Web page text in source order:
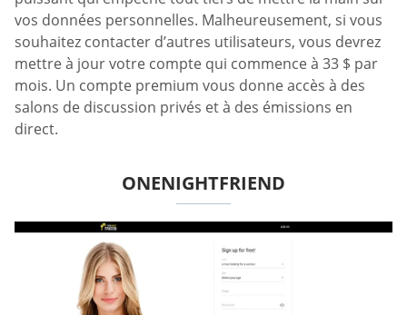
vos données personnelles. Malheureusement, si vous
souhaitez contacter d’autres utilisateurs, vous devrez
mettre à jour votre compte qui commence à 33 $ par
mois. Un compte premium vous donne accès à des
salons de discussion privés et à des émissions en
direct.
ONENIGHTFRIEND